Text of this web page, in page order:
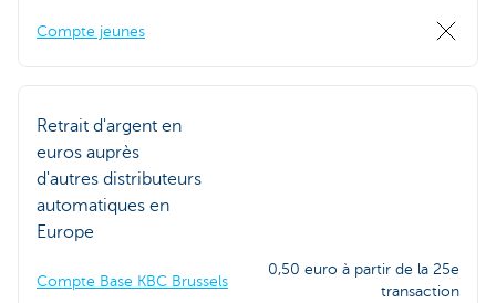
Compte jeunes
Retrait d'argent en
euros auprès
d'autres distributeurs
automatiques en
Europe
Compte Base KBC Brussels
0,50 euro à partir de la 25e
transaction